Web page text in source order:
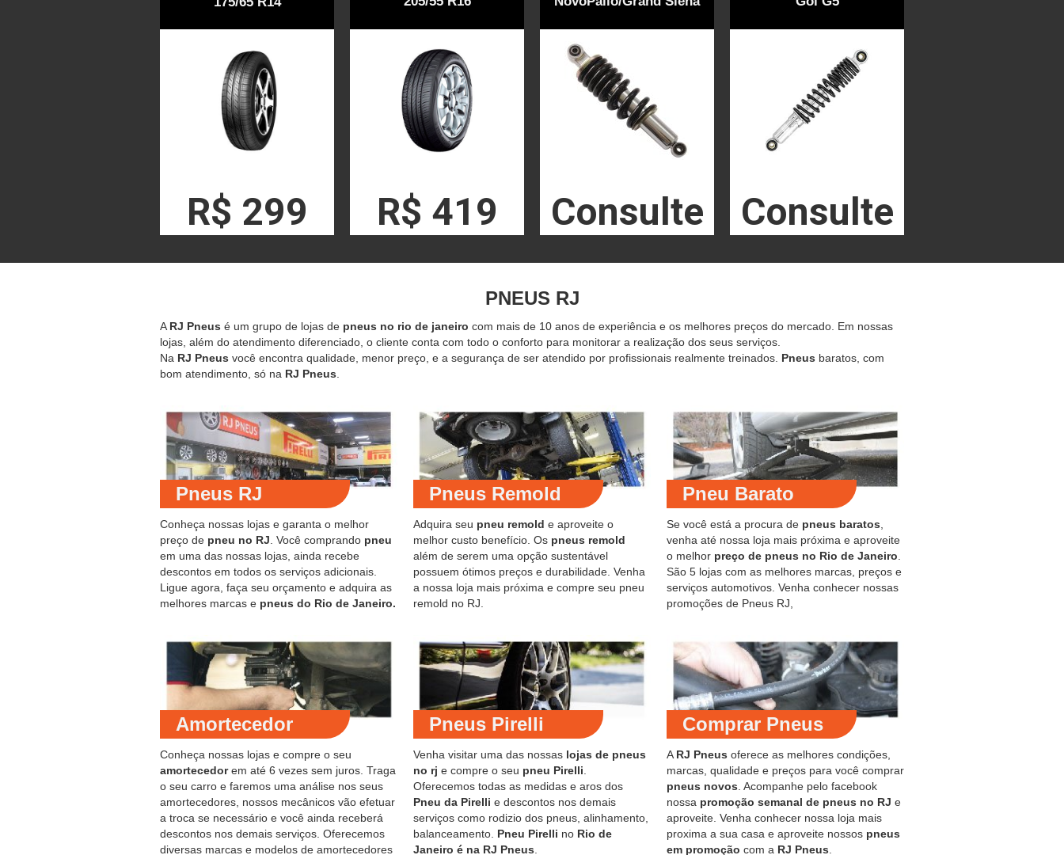
R$ 299 R$ 419 Consulte Consulte
PNEUS RJ
A RJ Pneus é um grupo de lojas de pneus no rio de janeiro com mais de 10 anos de experiência e os melhores preços do mercado. Em nossas
lojas, além do atendimento diferenciado, o cliente conta com todo o conforto para monitorar a realização dos seus serviços.
Na RJ Pneus você encontra qualidade, menor preço, e a segurança de ser atendido por profissionais realmente treinados. Pneus baratos, com
bom atendimento, só na RJ Pneus
Pneus RJ
Conheça nossas lojas e garanta o melhor
preço de pneu no RJ. Você comprando pneu
em uma das nossas lojas, ainda recebe
descontos em todos os serviços adicionais.
Ligue agora, faça seu orçamento e adquira as
melhores marcas e pneus do Rio de Janeiro.
Pneus Remold
Adquira seu pneu remold e aproveite o
melhor custo benefício. Os pneus remold
além de serem uma opção sustentável
possuem ótimos preços e durabilidade. Venha
a nossa loja mais próxima e compre seu pneu
remold no RJ.
Pneu Barato
Se você está a procura de pneus baratos,
venha até nossa loja mais próxima e aproveite
o melhor preço de pneus no Rio de Janeiro.
São 5 lojas com as melhores marcas, preços e
serviços automotivos. Venha conhecer nossas
promoções de Pneus RJ,
Amortecedor
Conheça nossas lojas e compre o seu
amortecedorem até 6 vezes sem juros. Traga
o seu carro e faremos uma análise nos seus
amortecedores, nossos mecânicos vão efetuar
a troca se necessário e você ainda receberá
descontos nos demais serviços. Oferecemos
diversas marcas e modelos de amortecedores
Pneus Pirelli
Venha visitar uma das nossas lojas de pneus
no rj e compre o seu pneu Pirelli
Oferecemos todas as medidas e aros dos
Pneu da Pirelli e descontos nos demais
serviços como rodizio dos pneus, alinhamento,
balanceamento. Pneu Pirelli no Rio de
Janeiro é na RJ Pneus
Comprar Pneus
A RJ Pneus oferece as melhores condições,
marcas, qualidade e preços para você comprar
pneus novos . Acompanhe pelo facebook
nossa promoção semanal de pneus no RJ e
aproveite. Venha conhecer nossa loja mais
proxima a sua casa e aproveite nossos pneus
em promoção com a RJ Pneus